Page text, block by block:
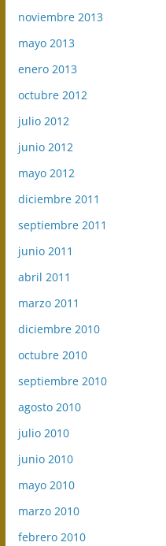
noviembre 2013
mayo 2013
enero 2013
octubre 2012
julio 2012
junio 2012
mayo 2012
diciembre 2011
septiembre 2011
junio 2011
abril 2011
marzo 2011
diciembre 2010
octubre 2010
septiembre 2010
agosto 2010
julio 2010
junio 2010
mayo 2010
marzo 2010
febrero 2010